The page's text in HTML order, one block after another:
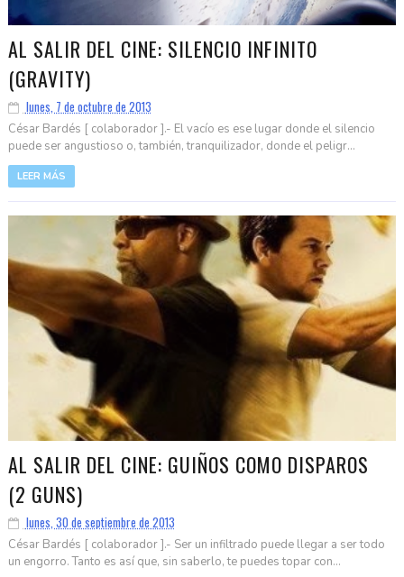
AL SALIR DEL CINE: SILENCIO INFINITO
(GRAVITY)
lunes, 7 de octubre de 2013
César Bardés [ colaborador ].- El vacío es ese lugar donde el silencio
puede ser angustioso o, también, tranquilizador, donde el peligr...
LEER MÁS
AL SALIR DEL CINE: GUIÑOS COMO DISPAROS
(2 GUNS)
lunes, 30 de septiembre de 2013
César Bardés [ colaborador ].- Ser un infiltrado puede llegar a ser todo
un engorro. Tanto es así que, sin saberlo, te puedes topar con...